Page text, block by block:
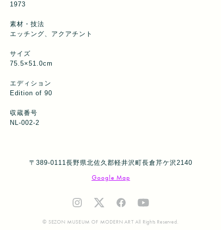
1973
素材・技法
エッチング、アクアチント
サイズ
75.5×51.0cm
エディション
Edition of 90
収蔵番号
NL-002-2
〒389-0111長野県北佐久郡軽井沢町長倉芹ケ沢2140
Google Map
© SEZON MUSEUM OF MODERN ART All Rights Reserved.